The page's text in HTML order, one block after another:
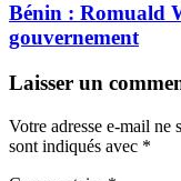
Bénin : Romuald
gouvernement
Laisser un
Votre adresse e-mail ne
sont indiqués avec *